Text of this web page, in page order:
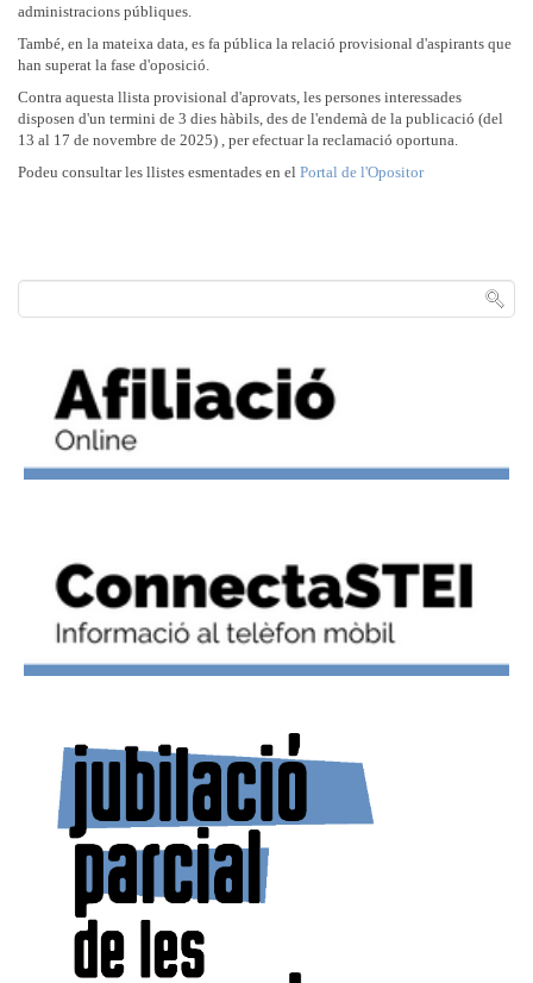
administracions públiques.
També, en la mateixa data, es fa pública la relació provisional d'aspirants que
han superat la fase d'oposició.
Contra aquesta llista provisional d'aprovats, les persones interessades
disposen d'un termini de 3 dies hàbils, des de l'endemà de la publicació (del
13 al 17 de novembre de 2025) , per efectuar la reclamació oportuna.
Podeu consultar les llistes esmentades en el Portal de l'Opositor